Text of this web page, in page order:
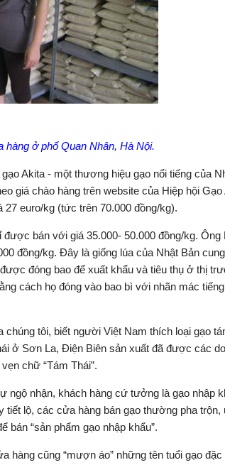
ở phố Quan Nhân, Hà Nội.
Akita - một thương hiệu gạo nổi tiếng của
giá chào hàng trên website của Hiệp hội Gạo
euro/kg (tức trên 70.000 đồng/kg).
bán với giá 35.000- 50.000 đồng/kg. Ông
đồng/kg. Đây là giống lúa của Nhật Bản
đóng bao để xuất khẩu và tiêu thụ ở thị
cách họ đóng vào bao bì với nhãn mác
tôi, biết người Việt Nam thích loại gạo
ở Sơn La, Điện Biên sản xuất đã được các
chữ “Tám Thái”.
ngộ nhận, khách hàng cứ tưởng là gạo nhập
tiết lộ, các cửa hàng bán gạo thường pha
bán “sản phẩm gạo nhập khẩu”.
hàng cũng “mượn áo” những tên tuổi gạo đặc